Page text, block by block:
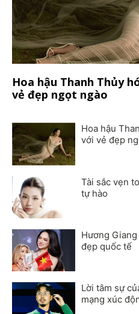
Hoa hậu Thanh Thủy
vẻ đẹp ngọt ngào
Hoa hậu
với vẻ đẹp
Tài sắc vẹn
tự hào
Hương
đẹp quốc tế
Lời tâm sự
mạng xúc